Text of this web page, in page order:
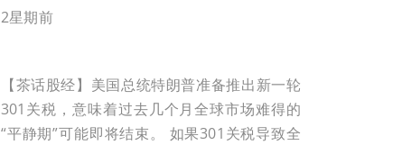
2星期前
【茶话股经】美国总统特朗普准备推出新一轮
301关税，意味着过去几个月全球市场难得的
“平静期”可能即将结束。 如果301关税导致全